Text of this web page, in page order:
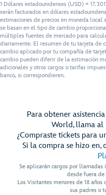
1 Dólares estadounidenses (USD) =
serán facturados en dólares
estimaciones de precios en moneda local
se basan en el tipo de cambio
múltiples fuentes de mercado para
diariamente. El resumen de tu tarjeta de
cambio aplicado por tu compañía de
cambio pueden diferir de la estimación
adicionales y otros cargos o tarifas
banco, si correspondieren.
Para obtener
World, llama al
¿Compraste tickets para
Si la compra se hizo en,
Se aplicarán cargos por llamadas
desde fuera
Los Visitantes menores de 18
sus padres o